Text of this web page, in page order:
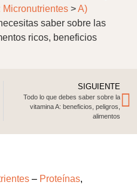
Micronutrientes >A)
saber sobre las
ricos, beneficios
SIGUIENTE
Todo lo que debes saber sobre la
vitamina A: beneficios, peligros,
alimentos
– Proteínas,